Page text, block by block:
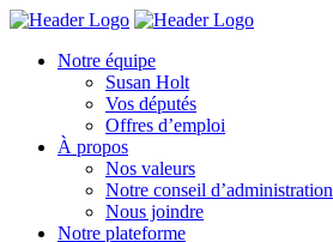
Skip
content
Homepage
Homepage
Notre équipe
Susan Holt
Vos députés
Offres d’emploi
À propos
Nos valeurs
Notre conseil d’administration
Nous joindre
Notre plateforme